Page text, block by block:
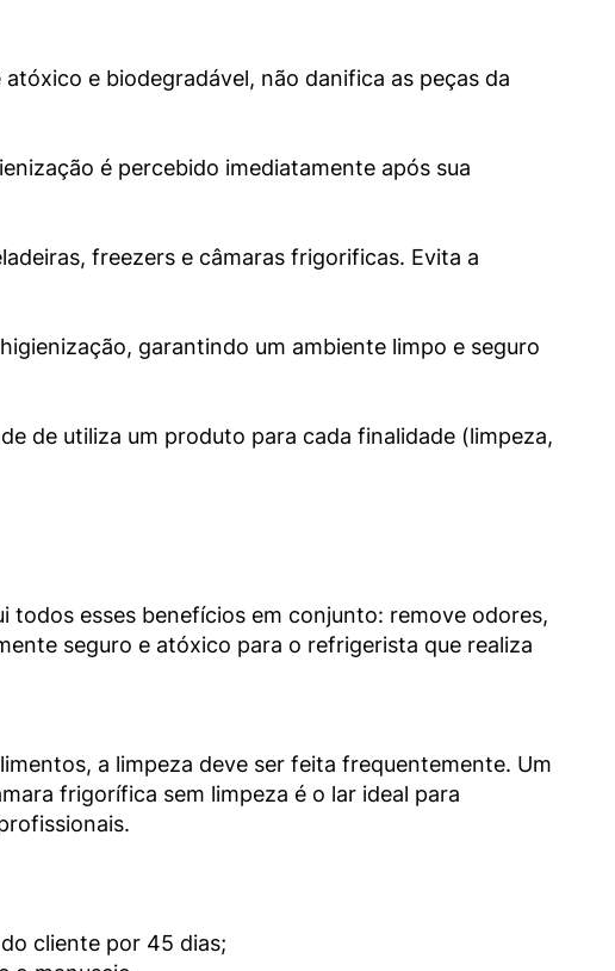
e biodegradável, não danifica as peças da
é percebido imediatamente após sua
freezers e câmaras frigorificas. Evita a
garantindo um ambiente limpo e seguro
de utiliza um produto para cada finalidade (limpeza,
todos esses benefícios em conjunto: remove odores,
seguro e atóxico para o refrigerista que realiza
a limpeza deve ser feita frequentemente. Um
frigorífica sem limpeza é o lar ideal para
cliente por 45 dias;